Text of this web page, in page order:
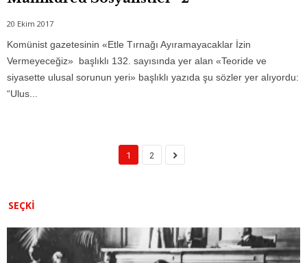
20 Ekim 2017
Komünist gazetesinin «Etle Tırnağı Ayıramayacaklar İzin
Vermeyeceğiz» başlıklı 132. sayısında yer alan «Teoride ve
siyasette ulusal sorunun yeri» başlıklı yazıda şu sözler yer alıyordu:
“Ulus...
1 2
SEÇKI